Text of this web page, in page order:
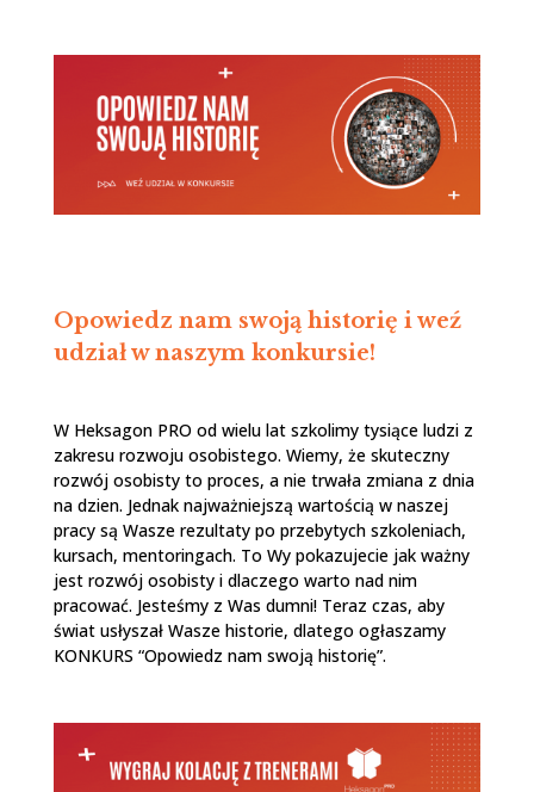
Opowiedz nam swoją historię i weź
udział w naszym konkursie!
W Heksagon PRO od wielu lat szkolimy tysiące ludzi z
zakresu rozwoju osobistego. Wiemy, że skuteczny
rozwój osobisty to proces, a nie trwała zmiana z dnia
na dzien. Jednak najważniejszą wartością w naszej
pracy są Wasze rezultaty po przebytych szkoleniach,
kursach, mentoringach. To Wy pokazujecie jak ważny
jest rozwój osobisty i dlaczego warto nad nim
pracować. Jesteśmy z Was dumni! Teraz czas, aby
świat usłyszał Wasze historie, dlatego ogłaszamy
KONKURS “Opowiedz nam swoją historię”.